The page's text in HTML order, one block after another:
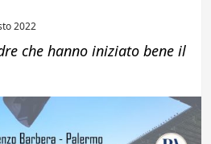
2022
che hanno iniziato bene il